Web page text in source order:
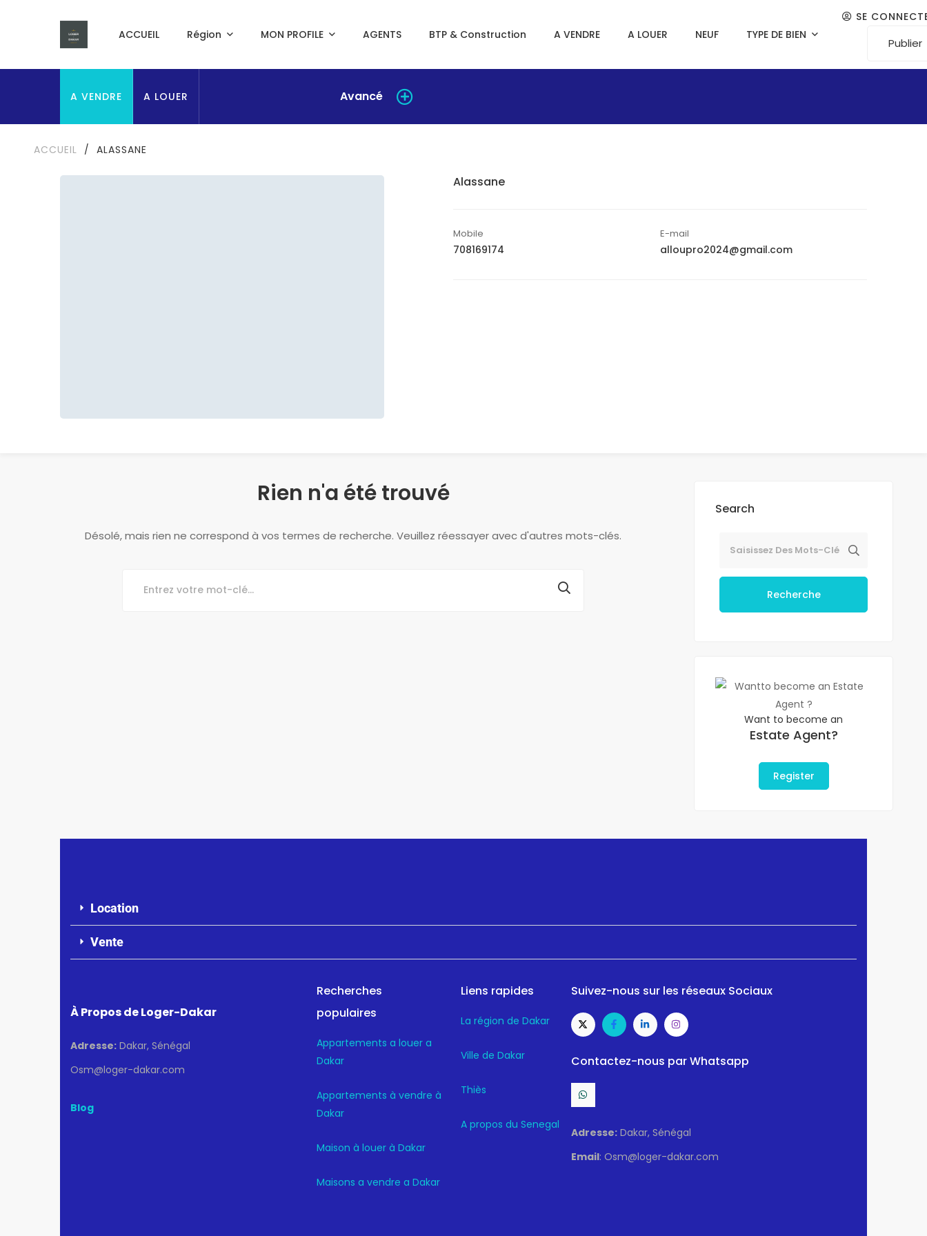
ACCUEIL Région MON PROFILE AGENTS BTP & Construction A VENDRE A LOUER NEUF TYPE DE BIEN
SE
Publier
A VENDRE A LOUER Avancé
ACCUEIL / ALASSANE
Alassane
Mobile
708169174
E-mail
alloupro2024@gmail.com
Rien n'a été trouvé
Désolé, mais rien ne correspond à vos termes de recherche. Veuillez réessayer avec d'autres mots-clés.
Search
Recherche
Want to become an
Estate Agent?
Register
Location
Vente
À Propos de Loger-Dakar
Adresse: Dakar, Sénégal
Osm@loger-dakar.com
Blog
Recherches
populaires
Appartements a louer a
Dakar
Appartements à vendre à
Dakar
Maison à louer à Dakar
Maisons a vendre a Dakar
Liens rapides
La région de Dakar
Ville de Dakar
Thiès
A propos du Senegal
Suivez-nous sur les réseaux Sociaux
Contactez-nous par Whatsapp
Adresse:Dakar, Sénégal
Email: Osm@loger-dakar.com